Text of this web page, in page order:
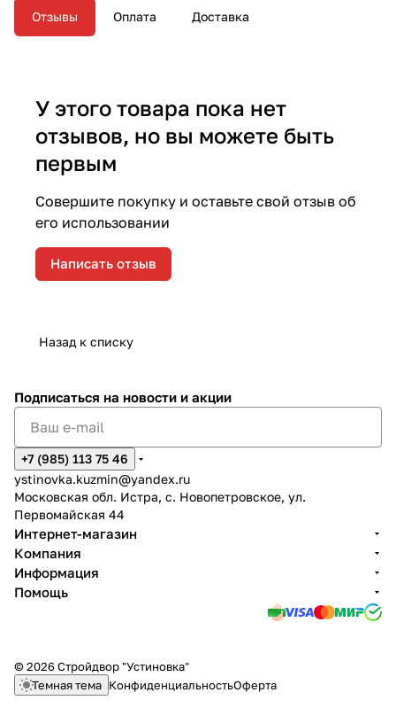
Отзывы Оплата Доставка
У этого товара пока нет
отзывов, но вы можете быть
первым
Совершите покупку и оставьте свой отзыв об
его использовании
Написать отзыв
Назад к списку
Подписаться на новости и акции
+7 (985) 113 75 46
ystinovka.kuzmin@yandex.ru
Московская обл. Истра, с. Новопетровское, ул.
Первомайская 44
Интернет-магазин
Компания
Информация
Помощь
© 2026 Стройдвор "Устиновка"
Темная тема КонфиденциальностьОферта